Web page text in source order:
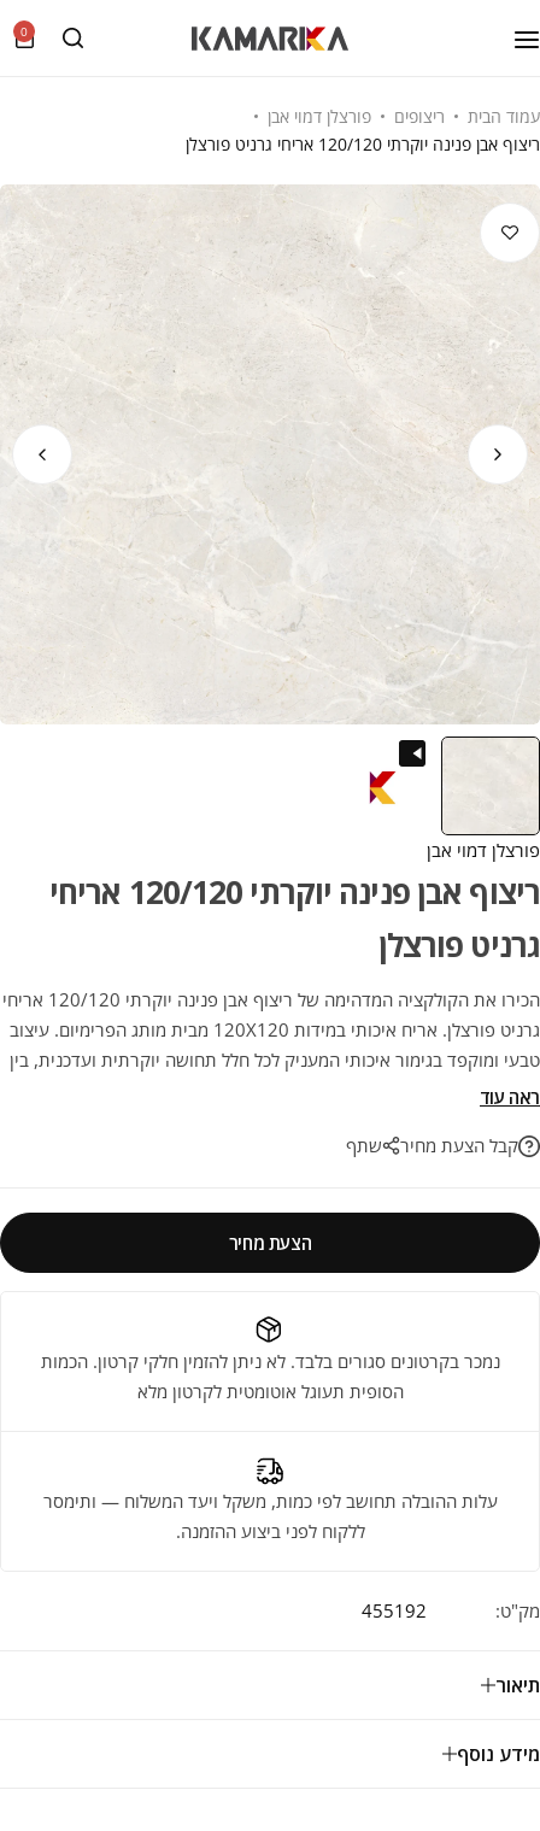
0
עמוד הבית ריצופים
פורצלן דמוי אבן
ריצוף אבן פנינה יוקרתי 120/120 אריחי גרניט פורצלן
פורצלן דמוי אבן
ריצוף אבן פנינה יוקרתי 120/120 אריחי
גרניט פורצלן
הכירו את הקולקציה המדהימה של ריצוף אבן פנינה יוקרתי 120/120 אריחי
גרניט פורצלן. אריח איכותי במידות 120X120 מבית מותג הפרימיום. עיצוב
טבעי ומוקפד בגימור איכותי המעניק לכל חלל תחושה יוקרתית ועדכנית, בין
אם לחיפוי קירות או לריצוף מודרני בבית. השילוב המושלם בין אסתטיקה
ראה עוד
קבל הצעת מחיר
שתף
הצעת מחיר
נמכר בקרטונים סגורים בלבד. לא ניתן להזמין חלקי קרטון. הכמות
הסופית תעוגל אוטומטית לקרטון מלא
עלות ההובלה תחושב לפי כמות, משקל ויעד המשלוח — ותימסר
ללקוח לפני ביצוע ההזמנה.
מק"ט: 455192
תיאור
מידע נוסף